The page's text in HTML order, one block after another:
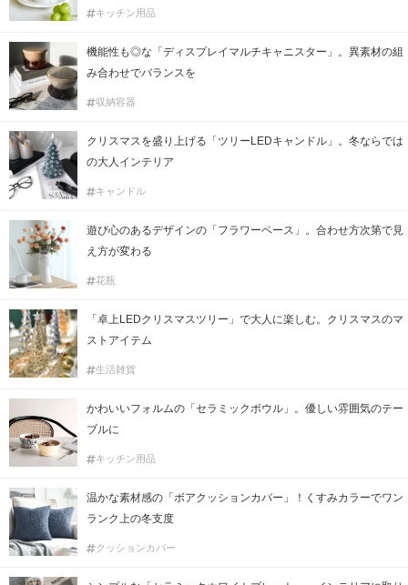
キッチン用品
機能性も◎な「ディスプレイマルチキャニスター」。異素材の組
み合わせでバランスを
収納容器
クリスマスを盛り上げる「ツリーLEDキャンドル」。冬ならでは
の大人インテリア
キャンドル
遊び心のあるデザインの「フラワーベース」。合わせ方次第で見
え方が変わる
花瓶
「卓上LEDクリスマスツリー」で大人に楽しむ。クリスマスのマ
ストアイテム
生活雑貨
かわいいフォルムの「セラミックボウル」。優しい雰囲気のテー
ブルに
キッチン用品
温かな素材感の「ボアクッションカバー」！くすみカラーでワン
ランク上の冬支度
クッションカバー